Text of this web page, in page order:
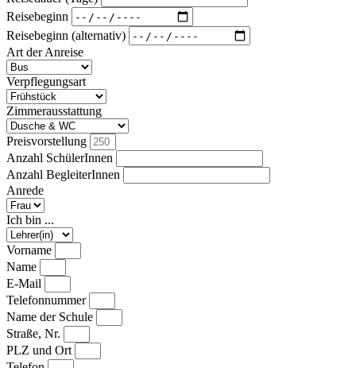
Reisebeginn
Reisebeginn (alternativ)
Art der Anreise
Verpflegungsart
Zimmerausstattung
Preisvorstellung
Anzahl SchülerInnen
Anzahl BegleiterInnen
Anrede
Ich bin ...
Vorname
Name
E-Mail
Telefonnummer
Name der Schule
Straße, Nr.
PLZ und Ort